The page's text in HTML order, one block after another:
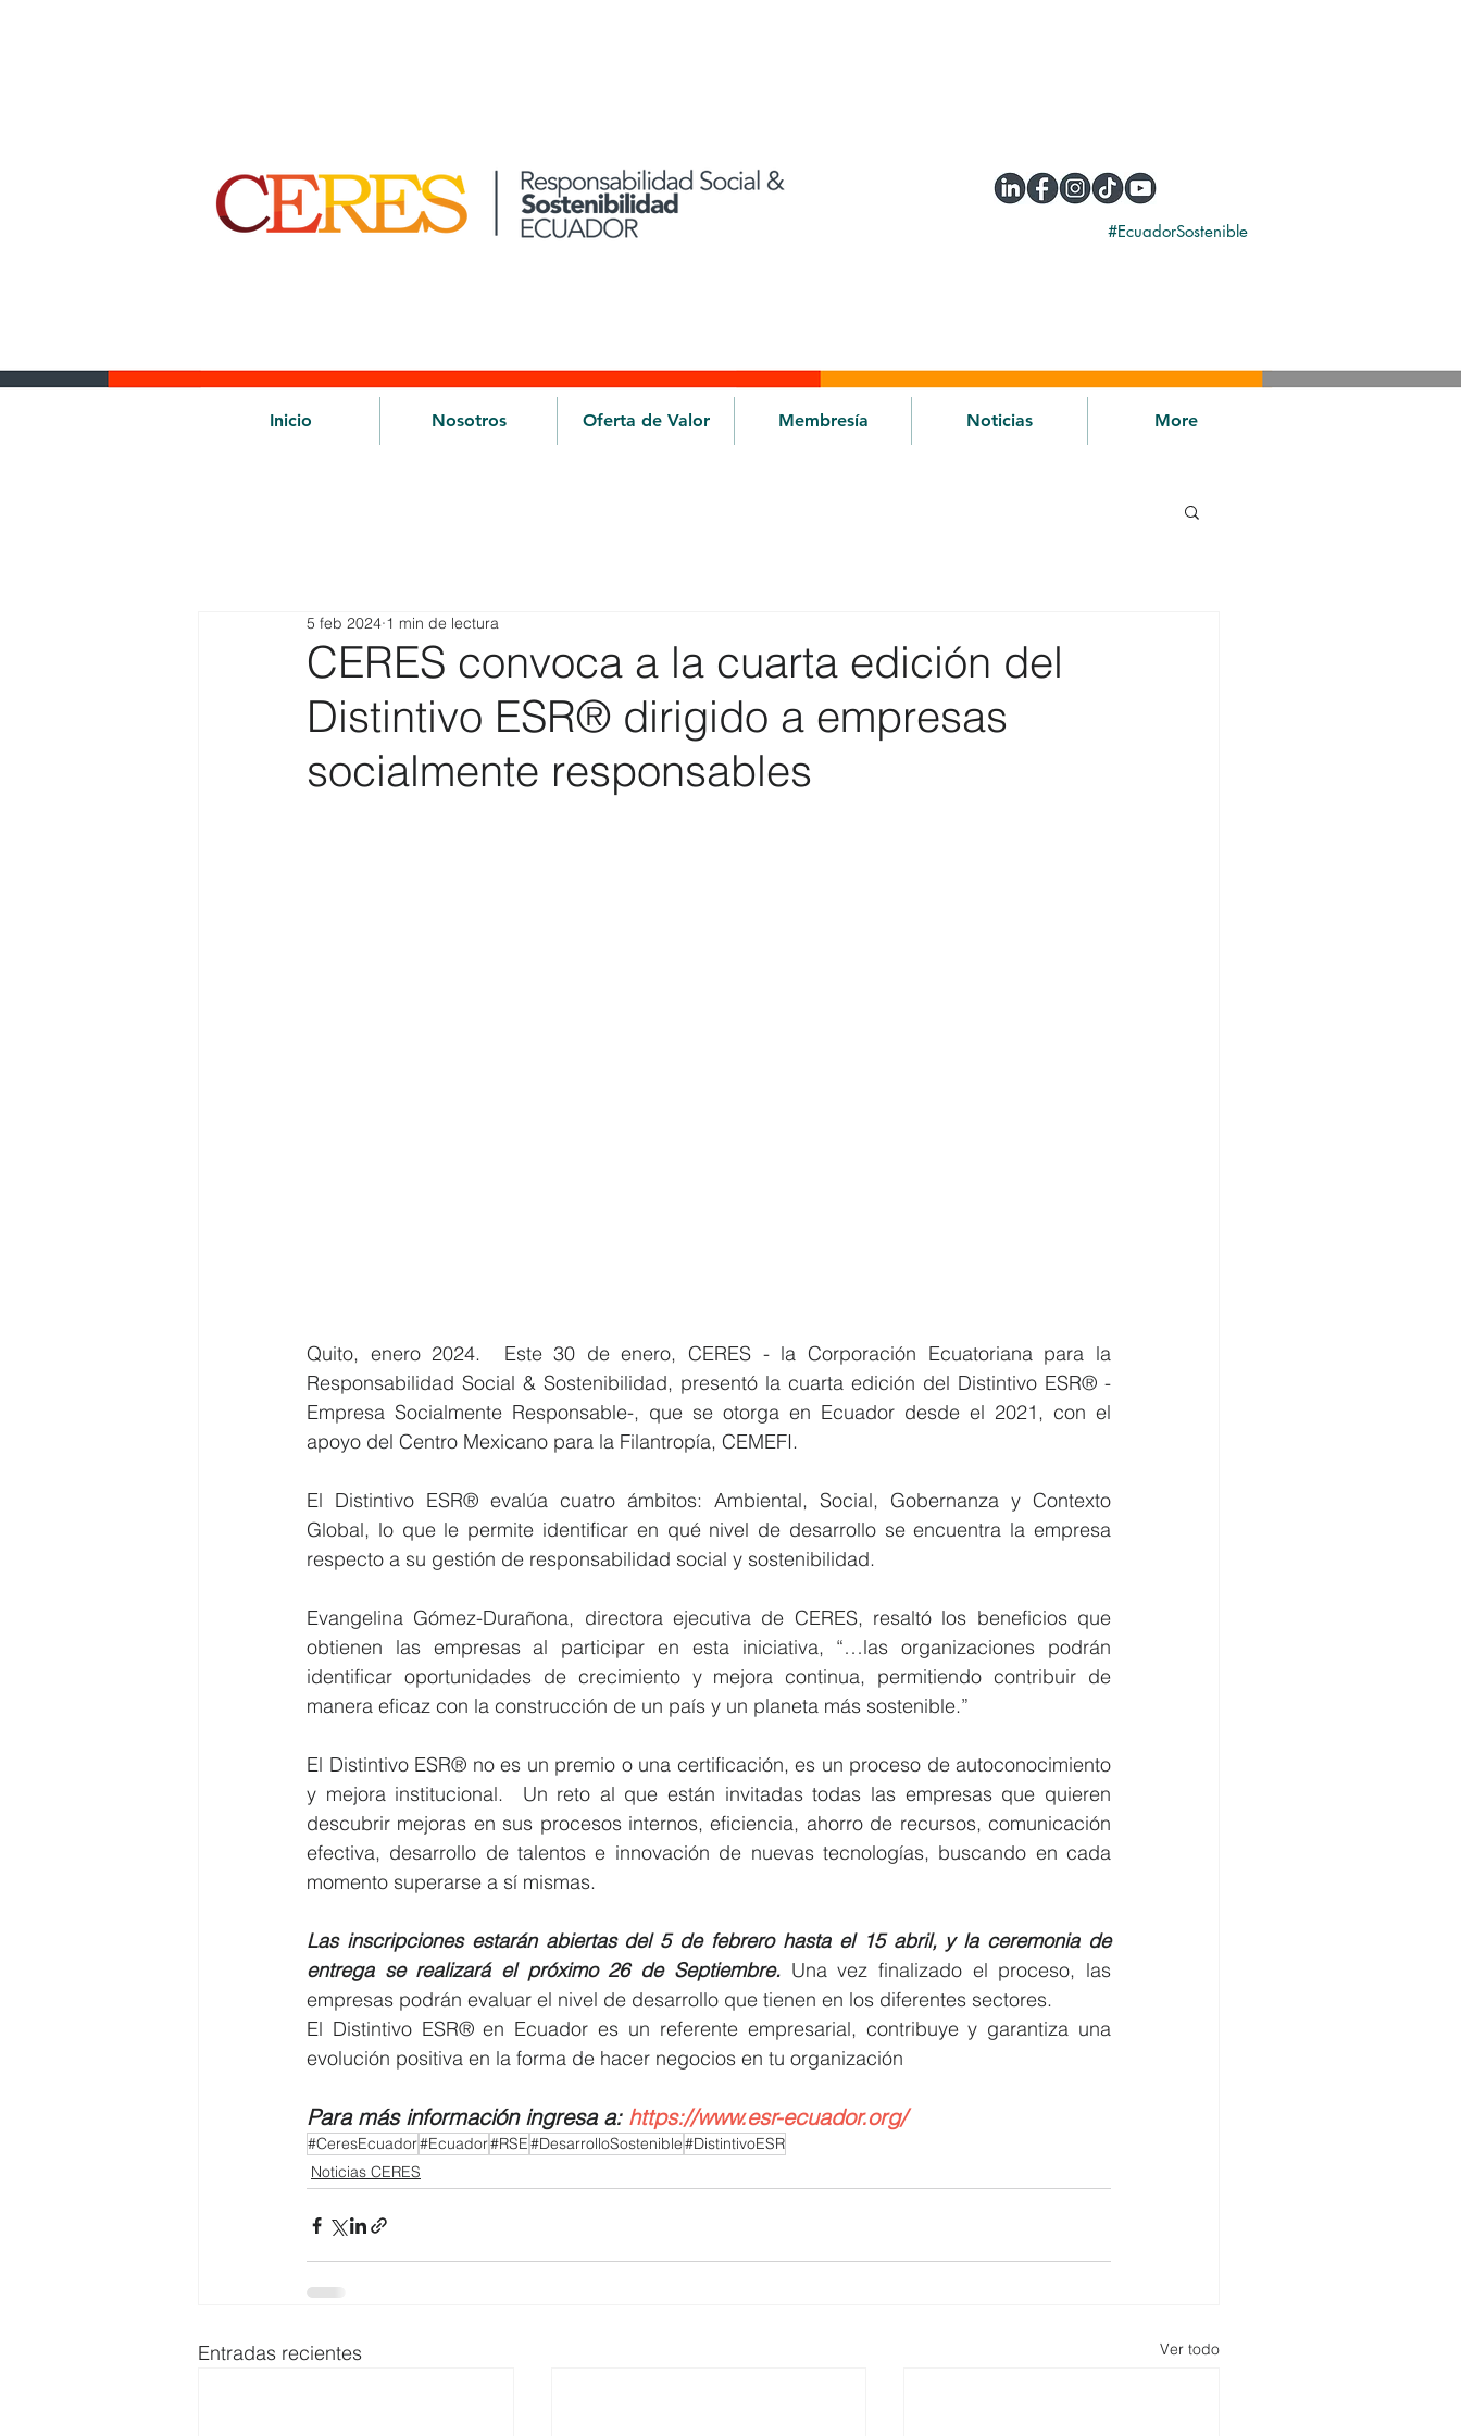
#EcuadorSostenible
Inicio Nosotros Oferta de Valor Membresía Noticias More
CERES convoca a la cuarta edición del
Distintivo ESR® dirigido a empresas
socialmente responsables
5 feb 2024 1 min de lectura
Quito, enero 2024.  Este 30 de enero, CERES - la Corporación Ecuatoriana para la
Responsabilidad Social & Sostenibilidad, presentó la cuarta edición del Distintivo ESR® -
Empresa Socialmente Responsable-, que se otorga en Ecuador desde el 2021, con el
apoyo del Centro Mexicano para la Filantropía, CEMEFI.
El Distintivo ESR® evalúa cuatro ámbitos: Ambiental, Social, Gobernanza y Contexto
Global, lo que le permite identificar en qué nivel de desarrollo se encuentra la empresa
respecto a su gestión de responsabilidad social y sostenibilidad.
Evangelina Gómez-Durañona, directora ejecutiva de CERES, resaltó los beneficios que
obtienen las empresas al participar en esta iniciativa, “…las organizaciones podrán
identificar oportunidades de crecimiento y mejora continua, permitiendo contribuir de
manera eficaz con la construcción de un país y un planeta más sostenible.”
El Distintivo ESR® no es un premio o una certificación, es un proceso de autoconocimiento
y mejora institucional.  Un reto al que están invitadas todas las empresas que quieren
descubrir mejoras en sus procesos internos, eficiencia, ahorro de recursos, comunicación
efectiva, desarrollo de talentos e innovación de nuevas tecnologías, buscando en cada
momento superarse a sí mismas.
Las inscripciones estarán abiertas del 5 de febrero hasta el 15 abril, y la ceremonia de
entrega se realizará el próximo 26 de Septiembre. Una vez finalizado el proceso, las
empresas podrán evaluar el nivel de desarrollo que tienen en los diferentes sectores.
El Distintivo ESR® en Ecuador es un referente empresarial, contribuye y garantiza una
evolución positiva en la forma de hacer negocios en tu organización
Para más información ingresa a: https://www.esr-ecuador.org/
#CeresEcuador#Ecuador#RSE#DesarrolloSostenible#DistintivoESR
Noticias CERES
Entradas recientes Ver todo